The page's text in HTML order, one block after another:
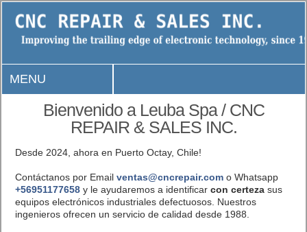
MENU
Bienvenido a Leuba Spa / CNC
REPAIR & SALES INC.
Desde 2024, ahora en Puerto Octay, Chile!
Contáctanos por Email ventas@cncrepair.como Whatsapp
+56951177658y le ayudaremos a identificar con certezasus
equipos electrónicos industriales defectuosos. Nuestros
ingenieros ofrecen un servicio de calidad desde 1988.